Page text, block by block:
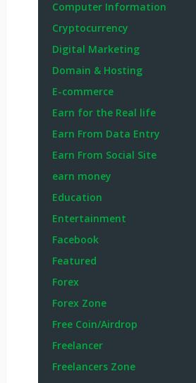
Computer Information
Cryptocurrency
Digital Marketing
Domain & Hosting
E-commerce
Earn for the Real life
Earn From Data Entry
Earn From Social Site
earn money
Education
Entertainment
Facebook
Featured
Forex
Forex Zone
Free Coin/Airdrop
Freelancer
Freelancers Zone